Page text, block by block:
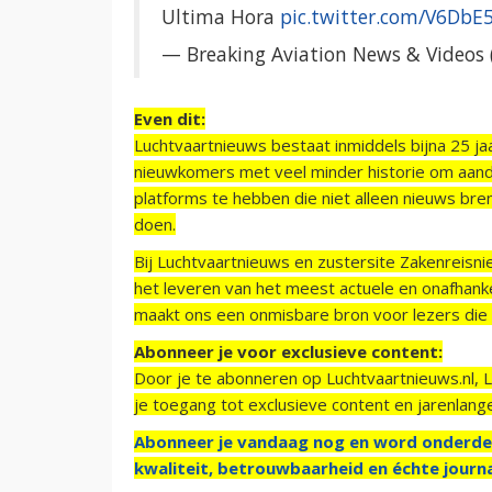
Ultima Hora pic.twitter.com/
— Breaking Aviation News &
Even dit:
Luchtvaartnieuws bestaat inmiddels bijna 25
nieuwkomers met veel minder historie om
platforms te hebben die niet alleen nieuws
doen.
Bij Luchtvaartnieuws en zustersite
het leveren van het meest actuele en
maakt ons een onmisbare bron voor lezers
Abonneer je voor exclusieve content:
Door je te abonneren op Luchtvaartnieuws.nl,
je toegang tot exclusieve content en
Abonneer je vandaag nog en word
kwaliteit, betrouwbaarheid en échte